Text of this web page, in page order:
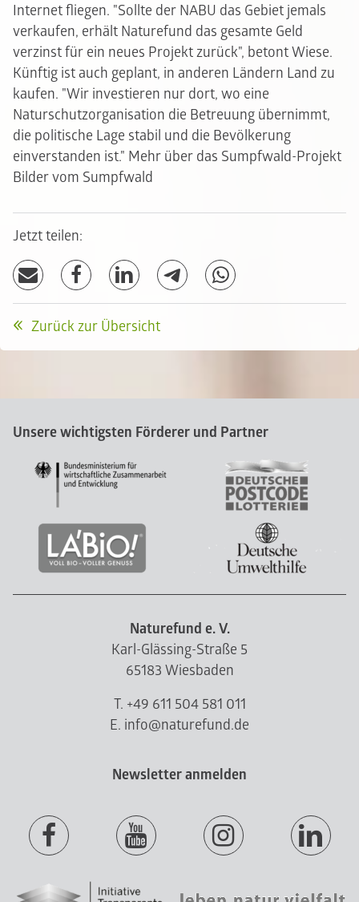
Internet fliegen. "Sollte der NABU das Gebiet jemals
verkaufen, erhält Naturefund das gesamte Geld
verzinst für ein neues Projekt zurück", betont Wiese.
Künftig ist auch geplant, in anderen Ländern Land zu
kaufen. "Wir investieren nur dort, wo eine
Naturschutzorganisation die Betreuung übernimmt,
die politische Lage stabil und die Bevölkerung
einverstanden ist." Mehr über das Sumpfwald-Projekt
Bilder vom Sumpfwald
Jetzt teilen:
Zurück zur Übersicht
Unsere wichtigsten Förderer und Partner
Naturefund e. V.
Karl-Glässing-Straße 5
65183 Wiesbaden
T. +49 611 504 581 011
E. info@naturefund.de
Newsletter anmelden